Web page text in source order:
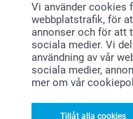
Vi använder cookies
webbplatstrafik, för
annonser och för att
sociala medier. Vi
användning av vår
sociala medier,
mer om vår
Tillåt alla cookies